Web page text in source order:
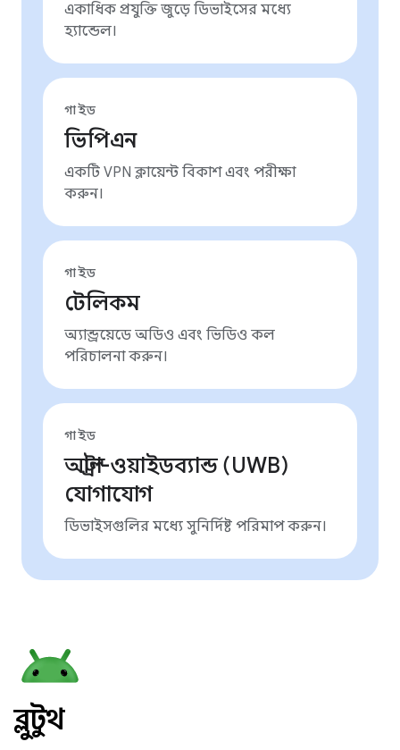
একাধিক প্রযুক্তি জুড়ে ডিভাইসের মধ্যে
হ্যান্ডেল।
গাইড
ভিপিএন
একটি VPN ক্লায়েন্ট বিকাশ এবং পরীক্ষা
করুন।
গাইড
টেলিকম
অ্যান্ড্রয়েডে অডিও এবং ভিডিও কল
পরিচালনা করুন।
গাইড
আল্ট্রা-ওয়াইডব্যান্ড (UWB)
যোগাযোগ
ডিভাইসগুলির মধ্যে সুনির্দিষ্ট পরিমাপ করুন।
ব্লুটুথ